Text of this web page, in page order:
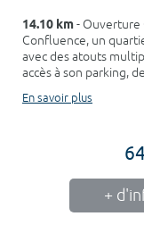
14.10 km- Ouverture
Confluence, un
avec des atouts
accès à son parking,
En savoir plus
+